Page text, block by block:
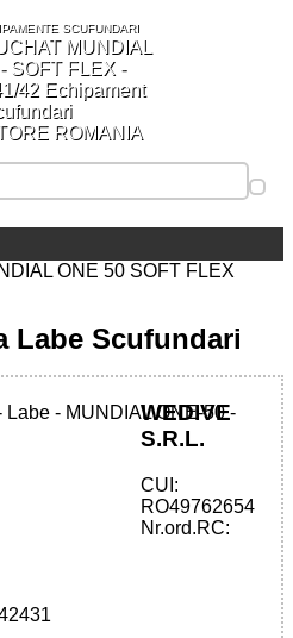
SCUFUNDARI
ROMANIA
ONE 50 SOFT FLEX
Labe Scufundari
50 - SOFT
WEDIVE
S.R.L.
CUI:
RO49762654
Nr.ord.RC: